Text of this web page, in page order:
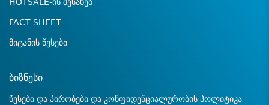
HOTSALE-ის შესახებ
FACT SHEET
მიტანის წესები
ბიზნესი
წესები და პირობები და კონფიდენციალურობის პოლიტიკა